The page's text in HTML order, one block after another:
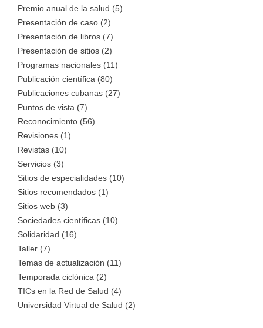
Premio anual de la salud (5)
Presentación de caso (2)
Presentación de libros (7)
Presentación de sitios (2)
Programas nacionales (11)
Publicación científica (80)
Publicaciones cubanas (27)
Puntos de vista (7)
Reconocimiento (56)
Revisiones (1)
Revistas (10)
Servicios (3)
Sitios de especialidades (10)
Sitios recomendados (1)
Sitios web (3)
Sociedades científicas (10)
Solidaridad (16)
Taller (7)
Temas de actualización (11)
Temporada ciclónica (2)
TICs en la Red de Salud (4)
Universidad Virtual de Salud (2)